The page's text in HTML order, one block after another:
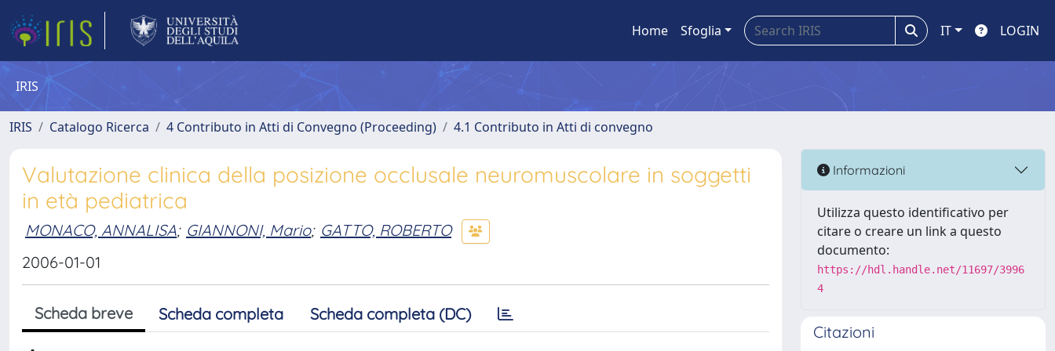
Home Sfoglia IT LOGIN
IRIS
IRIS Catalogo Ricerca 4 Contributo in Atti di Convegno (Proceeding) 4.1 Contributo in Atti di convegno
Valutazione clinica della posizione occlusale neuromuscolare in soggetti
in età pediatrica
MONACO, ANNALISA; GIANNONI, Mario; GATTO, ROBERTO
2006-01-01
Scheda breve Scheda completa Scheda completa (DC)
Informazioni
Utilizza questo identificativo per
citare o creare un link a questo
documento:
https://hdl.handle.net/11697/3996
4
Citazioni